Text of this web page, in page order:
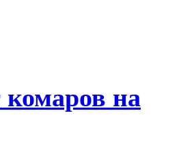
комаров на